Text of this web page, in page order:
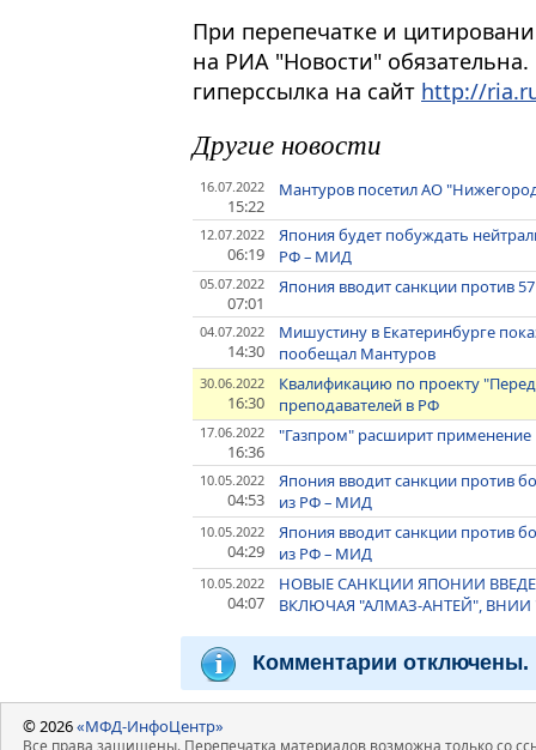
При перепечатке и
на РИА "Новости"
гиперссылка на сайт http://
Другие новости
16.07.2022
15:22
Мантуров посетил АО
12.07.2022
06:19
Япония будет побуждать
РФ – МИД
05.07.2022
07:01
Япония вводит санкции против
04.07.2022
14:30
Мишустину в Екатеринбурге
пообещал Мантуров
30.06.2022
16:30
Квалификацию по проекту
преподавателей в РФ
17.06.2022
16:36
"Газпром" расширит применение
10.05.2022
04:53
Япония вводит санкции против
из РФ – МИД
10.05.2022
04:29
Япония вводит санкции против
из РФ – МИД
10.05.2022
04:07
НОВЫЕ САНКЦИИ ЯПОНИИ
ВКЛЮЧАЯ "АЛМАЗ-АНТЕЙ", ВНИИ
Комментарии отключены.
© 2026«МФД-ИнфоЦентр»
Все права защищены. Перепечатка материалов возможна только со